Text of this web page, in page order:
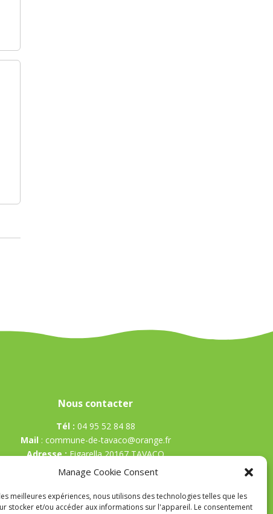
Manage Cookie Consent
meilleures expériences, nous utilisons des technologies telles que les
stocker et/ou accéder aux informations sur l'appareil. Le consentement
Nous contacter
Tél : 04 95 52 84 88
Mail : commune-de-tavaco@orange.fr
Adresse :Figarella 20167 TAVACO